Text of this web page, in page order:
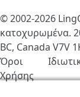
© 2002-2026
κατοχυρωμένα.
BC, Canada V7V
Όροι
Χρήσης